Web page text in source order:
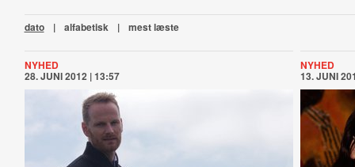
dato | alfabetisk | mest læste
NYHED
28. JUNI 2012 | 13:57
NYHED
13. JUNI